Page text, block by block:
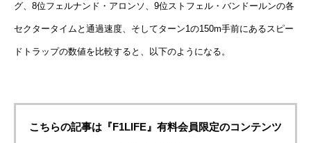
グ、8位フェルナンド・アロンソ、9位ストフェル・バンドールンの各
セクタータイムと通過速度、そしてターン1の150m手前にあるスピー
ドトラップの数値を比較すると、以下のようになる。
こちらの記事は『F1LIFE』有料会員限定のコンテンツ